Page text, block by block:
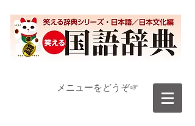
​メニューをどうぞ☞